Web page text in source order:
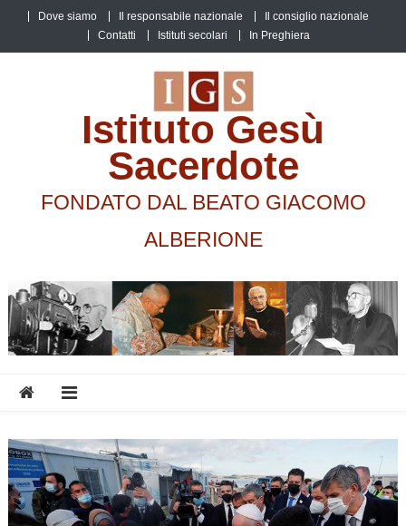
content
Dove siamo Il responsabile nazionale
Il consiglio nazionale
Contatti
Istituti secolari In Preghiera
Istituto Gesù
Sacerdote
FONDATO DAL BEATO GIACOMO
ALBERIONE